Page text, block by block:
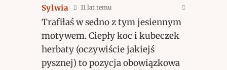
Sylwia 11 lat temu
Trafiłaś w sedno z tym jesiennym
motywem. Ciepły koc i kubeczek
herbaty (oczywiście jakiejś
pysznej) to pozycja obowiązkowa